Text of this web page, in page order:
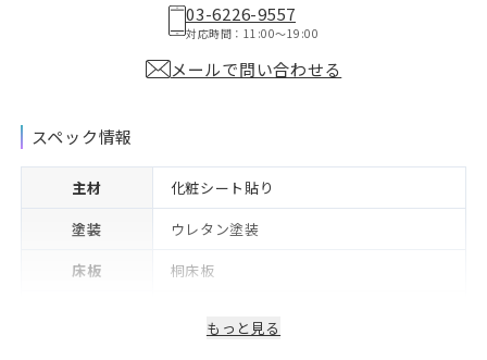
03-6226-9557
対応時間：11:00〜19:00
メールで問い合わせる
スペック情報
主材
化粧シート貼り
塗装
ウレタン塗装
床板
桐床板
もっと見る